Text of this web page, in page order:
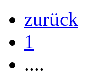
zurück
1
....